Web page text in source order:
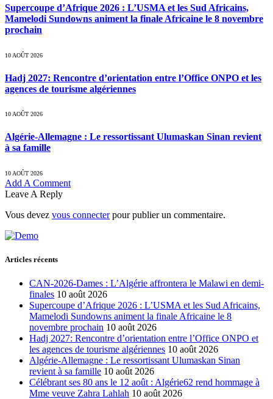
Supercoupe d’Afrique 2026 : L’USMA et les Sud Africains,
Mamelodi Sundowns animent la finale Africaine le 8 novembre
prochain
10 AOÛT 2026
Hadj 2027: Rencontre d’orientation entre l’Office ONPO et les
agences de tourisme algériennes
10 AOÛT 2026
Algérie-Allemagne : Le ressortissant Ulumaskan Sinan revient
à sa famille
10 AOÛT 2026
Add A Comment
Leave A Reply
Vous devez vous connecterpour publier un commentaire.
Articles récents
CAN-2026-Dames : L’Algérie affrontera le Malawi en demi-
finales 10 août 2026
Supercoupe d’Afrique 2026 : L’USMA et les Sud Africains,
Mamelodi Sundowns animent la finale Africaine le 8
novembre prochain 10 août 2026
Hadj 2027: Rencontre d’orientation entre l’Office ONPO et
les agences de tourisme algériennes 10 août 2026
Algérie-Allemagne : Le ressortissant Ulumaskan Sinan
revient à sa famille 10 août 2026
Célébrant ses 80 ans le 12 août : Algérie62 rend hommage à
Mme veuve Zahra Lahlah 10 août 2026